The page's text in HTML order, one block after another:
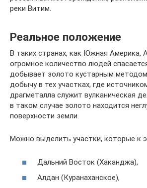
реки Витим.
Реальное положение
В таких странах, как Южная Америка,
огромное количество людей
добывает золото кустарным
добычу в тех участках, где
драгметалла служит вулканическая
в таком случае золото находится
поверхности земли.
Можно выделить участки, которые к
Дальний Восток (Хаканджа),
Алдан (Куранаханское),